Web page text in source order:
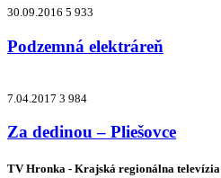
30.09.2016 5 933
Podzemná elektráreň
7.04.2017 3 984
Za dedinou – Pliešovce
TV Hronka - Krajská regionálna televízia